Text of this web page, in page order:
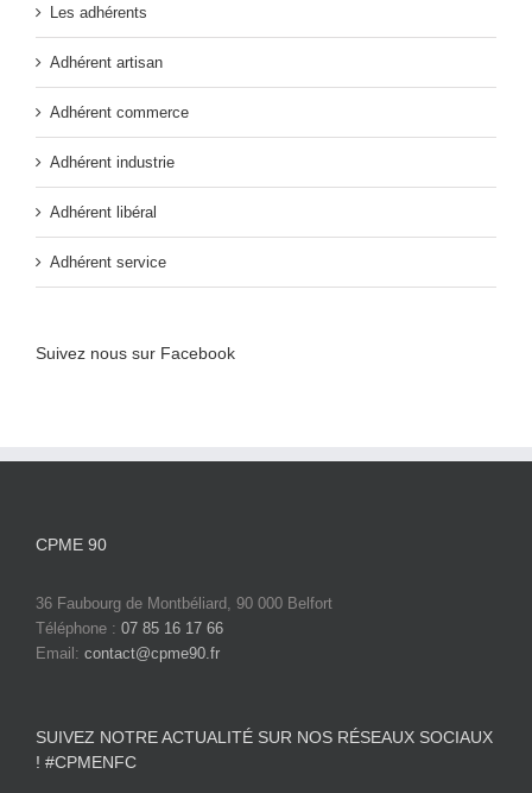
Les adhérents
Adhérent artisan
Adhérent commerce
Adhérent industrie
Adhérent libéral
Adhérent service
Suivez nous sur Facebook
CPME 90
36 Faubourg de Montbéliard, 90 000 Belfort
Téléphone : 07 85 16 17 66
Email: contact@cpme90.fr
SUIVEZ NOTRE ACTUALITÉ SUR NOS RÉSEAUX SOCIAUX
! #CPMENFC